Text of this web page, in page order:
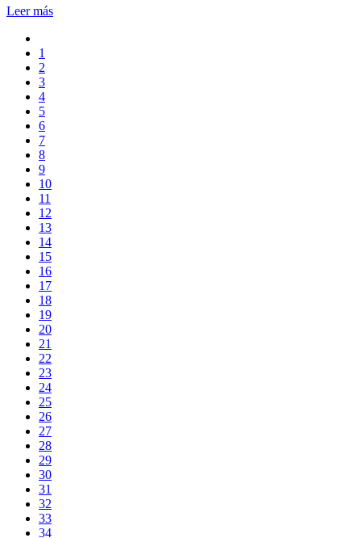
Leer más
1
2
3
4
5
6
7
8
9
10
11
12
13
14
15
16
17
18
19
20
21
22
23
24
25
26
27
28
29
30
31
32
33
34